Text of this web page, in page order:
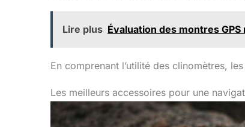
Lire plus Évaluation des montres
En comprenant l’utilité des clinomètres,
Les meilleurs accessoires pour une